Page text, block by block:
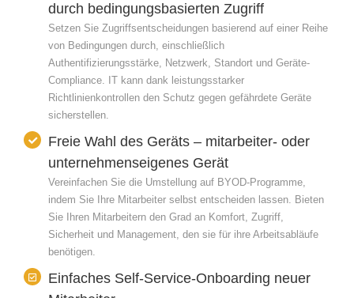
durch bedingungsbasierten Zugriff
Setzen Sie Zugriffsentscheidungen basierend auf einer Reihe
von Bedingungen durch, einschließlich
Authentifizierungsstärke, Netzwerk, Standort und Geräte-
Compliance. IT kann dank leistungsstarker
Richtlinienkontrollen den Schutz gegen gefährdete Geräte
sicherstellen.
Freie Wahl des Geräts – mitarbeiter- oder
unternehmenseigenes Gerät
Vereinfachen Sie die Umstellung auf BYOD-Programme,
indem Sie Ihre Mitarbeiter selbst entscheiden lassen. Bieten
Sie Ihren Mitarbeitern den Grad an Komfort, Zugriff,
Sicherheit und Management, den sie für ihre Arbeitsabläufe
benötigen.
Einfaches Self-Service-Onboarding neuer